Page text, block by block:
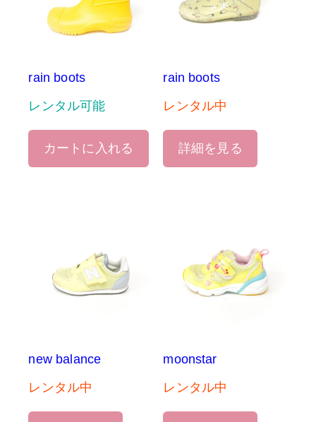
rain boots
レンタル可能
カートに入れる
rain boots
レンタル中
詳細を見る
new balance
レンタル中
moonstar
レンタル中